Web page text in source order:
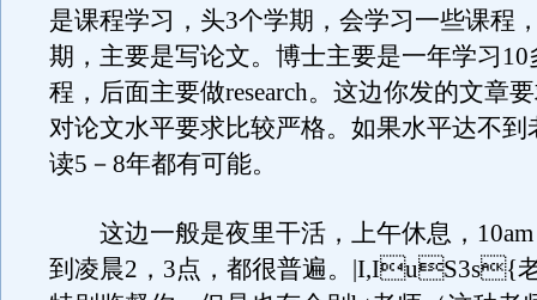
是课程学习，头3个学期，会学习一些课程
期，主要是写论文。博士主要是一年学习
程，后面主要做research。这边你发的文章
对论文水平要求比较严格。如果水平达不到
读5－8年都有可能。
这边一般是夜里干活，上午休息，10am
到凌晨2，3点，都很普遍。|I,IuS3s{